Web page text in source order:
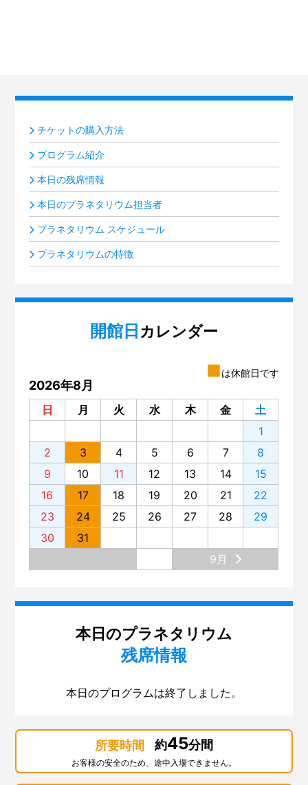
チケットの購入方法
プログラム紹介
本日の残席情報
本日のプラネタリウム担当者
プラネタリウム スケジュール
プラネタリウムの特徴
開館日 カレンダー
■は休館日です
2026年8月
日 月 火 水 木 金
土
1
2
3 4 5 6 7
8
9
10 11 12 13 14
15
16
17 18 19 20 21
22
23
24 25 26 27 28
29
30
31
9月
本日のプラネタリウム
残席情報
本日のプログラムは終了しました。
所要時間 約45分間
お客様の安全のため、途中入場できません。